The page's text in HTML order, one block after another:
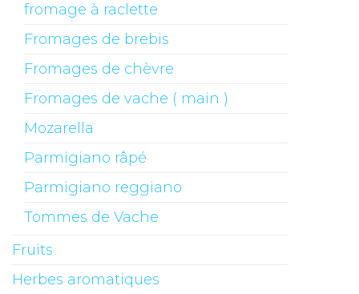
fromage à raclette
Fromages de brebis
Fromages de chèvre
Fromages de vache ( main )
Mozarella
Parmigiano râpé
Parmigiano reggiano
Tommes de Vache
Fruits
Herbes aromatiques